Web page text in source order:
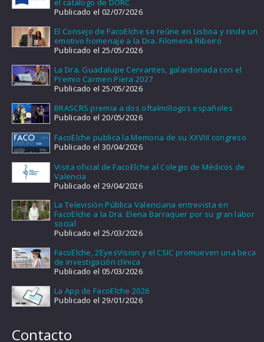
el catálogo de DORC
Publicado el 02/07/2026
El Consejo de FacoElche se reúne en Lisboa y rinde un
emotivo homenaje a la Dra. Filomena Ribeiro
Publicado el 25/05/2026
La Dra. Guadalupe Cervantes, galardonada con el
Premio Carmen Piera 2027
Publicado el 25/05/2026
BRASCRS premia a dos oftalmólogos españoles
Publicado el 20/05/2026
FacoElche publica la Memoria de su XXVIII congreso
Publicado el 30/04/2026
Visita oficial de FacoElche al Colegio de Médicos de
Valencia
Publicado el 29/04/2026
La Televisión Pública Valenciana entrevista en
FacoElche a la Dra. Elena Barraquer por su gran labor
social
Publicado el 25/03/2026
FacoElche, 2EyesVision y el CSIC promueven una beca
de investigación clínica
Publicado el 05/03/2026
La App de FacoElche 2026
Publicado el 29/01/2026
Contacto